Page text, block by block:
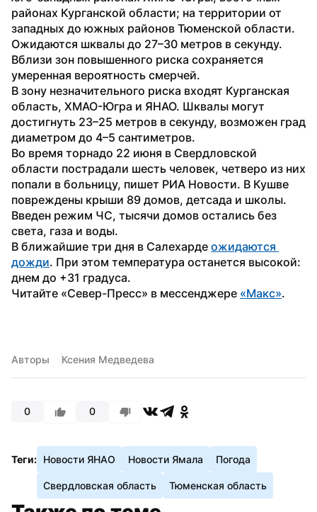
районах Курганской области; на территории от
западных до южных районов Тюменской области.
Ожидаются шквалы до 27–30 метров в секунду.
Вблизи зон повышенного риска сохраняется
умеренная вероятность смерчей.
В зону незначительного риска входят Курганская
область, ХМАО-Югра и ЯНАО. Шквалы могут
достигнуть 23–25 метров в секунду, возможен град
диаметром до 4–5 сантиметров.
Во время торнадо 22 июня в Свердловской
области пострадали шесть человек, четверо из них
попали в больницу, пишет РИА Новости. В Кушве
повреждены крыши 89 домов, детсада и школы.
Введен режим ЧС, тысячи домов остались без
света, газа и воды.
В ближайшие три дня в Салехарде ожидаются
дожди. При этом температура останется высокой:
днем до +31 градуса.
Читайте «Север-Пресс» в мессенджере «Макс».
Авторы Ксения Медведева
0 0
Теги: Новости ЯНАО Новости Ямала Погода
Свердловская область Тюменская область